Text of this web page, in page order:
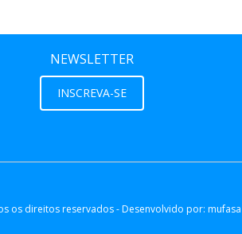
NEWSLETTER
INSCREVA-SE
os direitos reservados - Desenvolvido por: mufasa